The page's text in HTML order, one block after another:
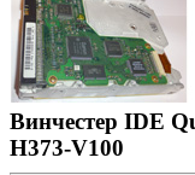
Винчестер IDE
H373-V100